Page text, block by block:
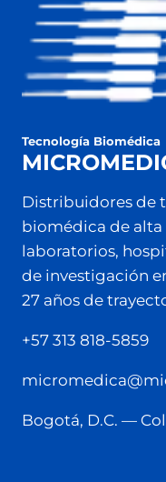
Tecnología Biomédica
Distribuidores de
biomédica de alta
laboratorios,
de investigación
27 años de
+57 313 818-5859
Bogotá, D.C. —